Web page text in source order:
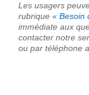
Les usagers
rubrique « Besoin
immédiate aux
contacter notre
ou par téléphone